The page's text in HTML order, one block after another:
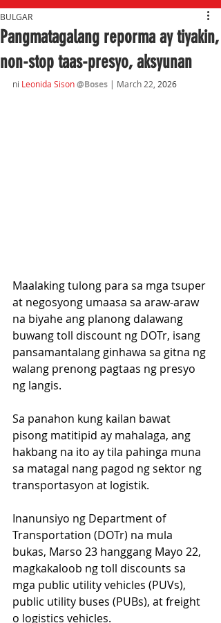
Pangmatagalang reporma ay tiyakin,
non-stop taas-presyo, aksyunan
BULGAR
ni Leonida Sison@Boses | March 22, 2026
Maalaking tulong para sa mga tsuper
at negosyong umaasa sa araw-araw
na biyahe ang planong dalawang
buwang toll discount ng DOTr, isang
pansamantalang ginhawa sa gitna ng
walang prenong pagtaas ng presyo
ng langis.
Sa panahon kung kailan bawat
pisong matitipid ay mahalaga, ang
hakbang na ito ay tila pahinga muna
sa matagal nang pagod ng sektor ng
transportasyon at logistik.
Inanunsiyo ng Department of
Transportation (DOTr) na mula
bukas, Marso 23 hanggang Mayo 22,
magkakaloob ng toll discounts sa
mga public utility vehicles (PUVs),
public utility buses (PUBs), at freight
o logistics vehicles.